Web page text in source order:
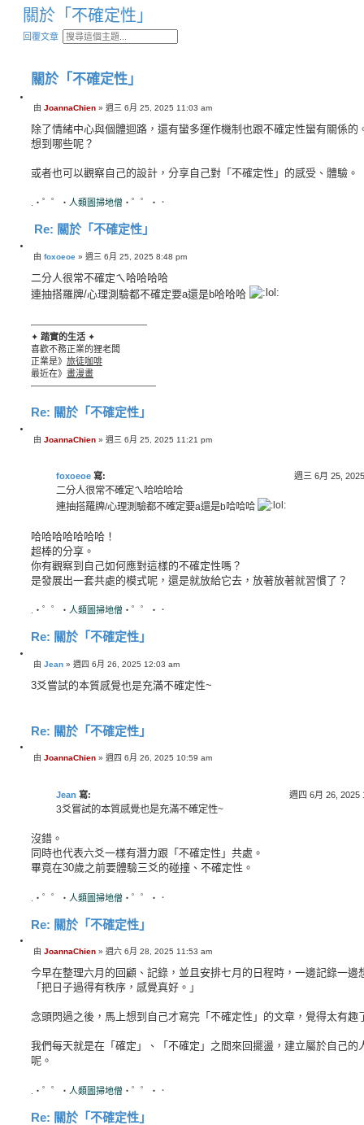
關於「不確定性」
回覆文章
搜
進
尋
關於「不確定性」
引
文
章
由 JoannaChien » 週三 6月 25, 2025 11:03 am
除了情緒中心與個體迴路，還有蠻多運作機制也跟不確定性蠻有關係的
想到哪些呢？
或者也可以觀察自己的設計，分享自己對「不確定性」的感受、體驗。
.・゜゜・ 人類圖掃地僧 ・゜゜・．
Re: 關於「不確定性」
引
文
章
由 foxoeoe » 週三 6月 25, 2025 8:48 pm
二分人很常不確定ㄟ哈哈哈哈
連抽搭羅牌/心理測驗都不確定要a還是b哈哈哈
—————————————
✦ 踏實的生活 ✦
喜歡不務正業的狸老闆
正業是》 旅徒咖啡
最近在》 畫漫畫
——————————————
Re: 關於「不確定性」
引
文
由 JoannaChien » 週三 6月 25, 2025 11:21 pm
foxoeoe 寫: 週三 6月 25,
二分人很常不確定ㄟ哈哈哈哈
連抽搭羅牌/心理測驗都不確定要a還是b哈哈哈
哈哈哈哈哈哈哈！
超棒的分享。
你有觀察到自己如何應對這樣的不確定性嗎？
是發展出一套共處的模式呢，還是就放給它去，放著放著就習慣了？
.・゜゜・ 人類圖掃地僧 ・゜゜・．
Re: 關於「不確定性」
引
文
章
由 Jean » 週四 6月 26, 2025 12:03 am
3爻嘗試的本質感覺也是充滿不確定性~
Re: 關於「不確定性」
引
文
由 JoannaChien » 週四 6月 26, 2025 10:59 am
Jean 寫: 週四 6月 26, 2025
3爻嘗試的本質感覺也是充滿不確定性~
沒錯。
同時也代表六爻一樣有潛力跟「不確定性」共處。
畢竟在30歲之前要體驗三爻的碰撞、不確定性。
.・゜゜・ 人類圖掃地僧 ・゜゜・．
Re: 關於「不確定性」
引
文
章
由 JoannaChien » 週六 6月 28, 2025 11:53 am
今早在整理六月的回顧、記錄，並且安排七月的日程時，一邊記錄一邊
「把日子過得有秩序，感覺真好。」
念頭閃過之後，馬上想到自己才寫完「不確定性」的文章，覺得太有趣
我們每天就是在「確定」、「不確定」之間來回擺盪，建立屬於自己的
呢。
.・゜゜・ 人類圖掃地僧 ・゜゜・．
Re: 關於「不確定性」